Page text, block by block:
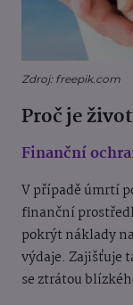
Zdroj: freepik.com
Proč je
Finanční
V případě úmrtí
finanční
pokrýt náklady
výdaje. Zajišťuje
se ztrátou